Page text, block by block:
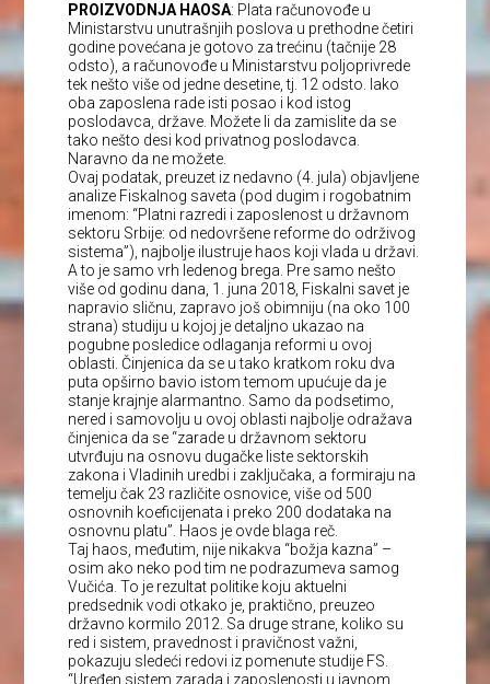
PROIZVODNJA HAOSA: Plata računovođe u
Ministarstvu unutrašnjih poslova u prethodne četiri
godine povećana je gotovo za trećinu (tačnije 28
odsto), a računovođe u Ministarstvu poljoprivrede
tek nešto više od jedne desetine, tj. 12 odsto. Iako
oba zaposlena rade isti posao i kod istog
poslodavca, države. Možete li da zamislite da se
tako nešto desi kod privatnog poslodavca.
Naravno da ne možete.
Ovaj podatak, preuzet iz nedavno (4. jula) objavljene
analize Fiskalnog saveta (pod dugim i rogobatnim
imenom: “Platni razredi i zaposlenost u državnom
sektoru Srbije: od nedovršene reforme do održivog
sistema”), najbolje ilustruje haos koji vlada u državi.
A to je samo vrh ledenog brega. Pre samo nešto
više od godinu dana, 1. juna 2018, Fiskalni savet je
napravio sličnu, zapravo još obimniju (na oko 100
strana) studiju u kojoj je detaljno ukazao na
pogubne posledice odlaganja reformi u ovoj
oblasti. Činjenica da se u tako kratkom roku dva
puta opširno bavio istom temom upućuje da je
stanje krajnje alarmantno. Samo da podsetimo,
nered i samovolju u ovoj oblasti najbolje odražava
činjenica da se “zarade u državnom sektoru
utvrđuju na osnovu dugačke liste sektorskih
zakona i Vladinih uredbi i zaključaka, a formiraju na
temelju čak 23 različite osnovice, više od 500
osnovnih koeficijenata i preko 200 dodataka na
osnovnu platu”. Haos je ovde blaga reč.
Taj haos, međutim, nije nikakva “božja kazna” –
osim ako neko pod tim ne podrazumeva samog
Vučića. To je rezultat politike koju aktuelni
predsednik vodi otkako je, praktično, preuzeo
državno kormilo 2012. Sa druge strane, koliko su
red i sistem, pravednost i pravičnost važni,
pokazuju sledeći redovi iz pomenute studije FS.
“Uređen sistem zarada i zaposlenosti u javnom